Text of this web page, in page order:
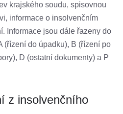
krajského soudu, spisovnou
informace o insolvenčním
Informace jsou dále řazeny do
(řízení do úpadku), B (řízení po
D (ostatní dokumenty) a P
z insolvenčního